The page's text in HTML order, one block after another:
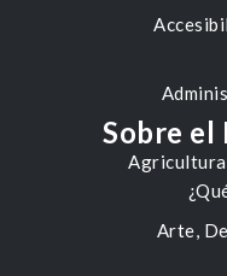
Arte,
Sobre el